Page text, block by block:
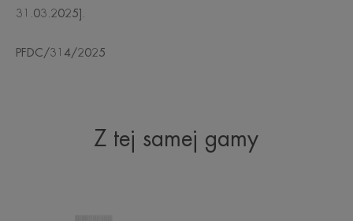
31.03.2025].
PFDC/314/2025
Z tej samej gamy